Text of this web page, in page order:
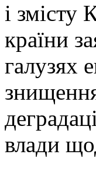
і змісту
країни
галузях
влади